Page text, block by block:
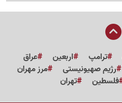
ترامپ اربعین
عراق
رژیم صهیونیستی
مرز مهران
فلسطین تهران